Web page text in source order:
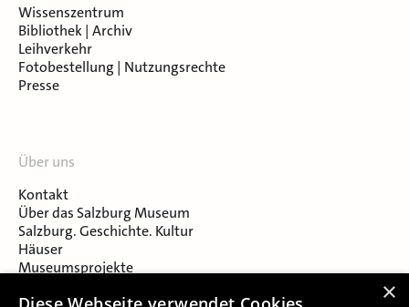
Wissenszentrum
Bibliothek | Archiv
Leihverkehr
Fotobestellung | Nutzungsrechte
Presse
Über uns
Kontakt
Über das Salzburg Museum
Salzburg. Geschichte. Kultur
Häuser
Museumsprojekte
×